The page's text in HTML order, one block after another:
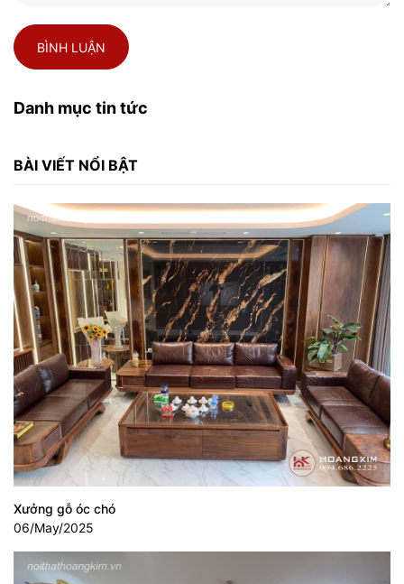
BÌNH LUẬN
Danh mục tin tức
BÀI VIẾT NỔI BẬT
Xưởng gỗ óc chó
06/May/2025